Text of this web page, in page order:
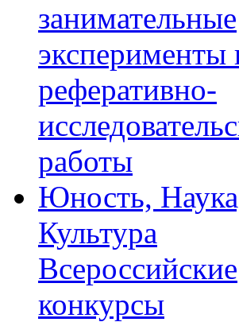
занимательные
эксперименты
реферативно-
работы
Юность,
Культура
Всероссийские
конкурсы